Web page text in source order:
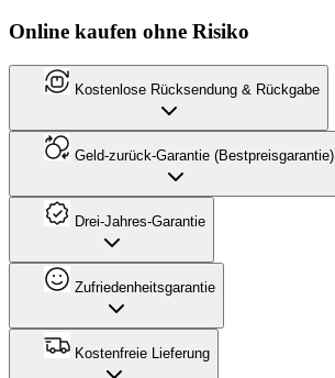
Online kaufen ohne Risiko
Kostenlose Rücksendung & Rückgabe
Geld-zurück-Garantie (Bestpreisgarantie)
Drei-Jahres-Garantie
Zufriedenheitsgarantie
Kostenfreie Lieferung